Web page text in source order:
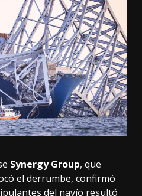
Synergy Group, que
el derrumbe, confirmó
del navío resultó